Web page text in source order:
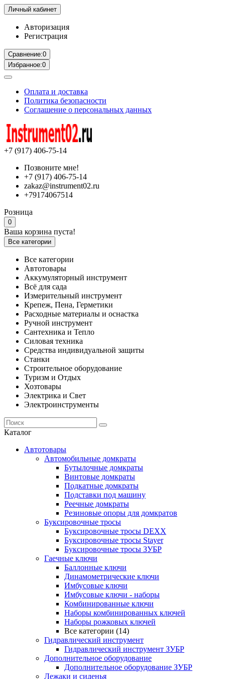
Личный кабинет
Авторизация
Регистрация
Сравнение:0
Избранное:0
Оплата и доставка
Политика безопасности
Соглашение о персональных данных
+7 (917) 406-75-14
Позвоните мне!
+7 (917) 406-75-14
zakaz@instrument02.ru
+79174067514
Розница
0
Ваша корзина пуста!
Все категории
Все категории
Автотовары
Аккумуляторный инструмент
Всё для сада
Измерительный инструмент
Крепеж, Пена, Герметики
Расходные материалы и оснастка
Ручной инструмент
Сантехника и Тепло
Силовая техника
Средства индивидуальной защиты
Станки
Строительное оборудование
Туризм и Отдых
Хозтовары
Электрика и Свет
Электроинструменты
Каталог
Автотовары
Автомобильные домкраты
Бутылочные домкраты
Винтовые домкраты
Подкатные домкраты
Подставки под машину
Реечные домкраты
Резиновые опоры для домкратов
Буксировочные тросы
Буксировочные тросы DEXX
Буксировочные тросы Stayer
Буксировочные тросы ЗУБР
Гаечные ключи
Баллонные ключи
Динамометрические ключи
Имбусовые ключи
Имбусовые ключи - наборы
Комбинированные ключи
Наборы комбинированных ключей
Наборы рожковых ключей
Все категории (14)
Гидравлический инструмент
Гидравлический инструмент ЗУБР
Дополнительное оборудование
Дополнительное оборудование ЗУБР
Лежаки и сиденья